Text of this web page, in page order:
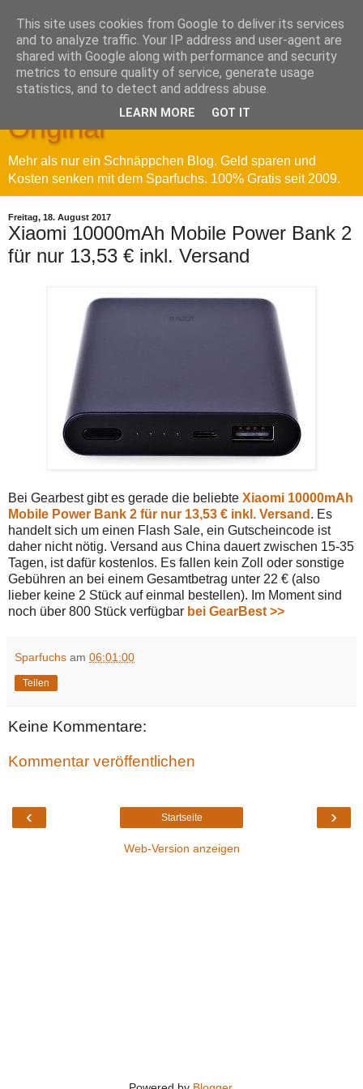
Sparfuchs' Blog - Das
Original
Mehr als nur ein Schnäppchen Blog. Geld sparen und
Kosten senken mit dem Sparfuchs. 100% Gratis seit 2009.
Freitag, 18. August 2017
Xiaomi 10000mAh Mobile Power Bank 2
für nur 13,53 € inkl. Versand
Bei Gearbest gibt es gerade die beliebte Xiaomi 10000mAh
Mobile Power Bank 2 für nur 13,53 € inkl. Versand . Es
handelt sich um einen Flash Sale, ein Gutscheincode ist
daher nicht nötig. Versand aus China dauert zwischen 15-35
Tagen, ist dafür kostenlos. Es fallen kein Zoll oder sonstige
Gebühren an bei einem Gesamtbetrag unter 22 € (also
lieber keine 2 Stück auf einmal bestellen). Im Moment sind
noch über 800 Stück verfügbar bei GearBest >>
Sparfuchs am 06:01:00
Teilen
Keine Kommentare:
Kommentar veröffentlichen
‹ ›
Startseite
Web-Version anzeigen
This site uses cookies from Google to deliver its services
and to analyze traffic. Your IP address and user-agent are
shared with Google along with performance and security
metrics to ensure quality of service, generate usage
statistics, and to detect and address abuse.
LEARN MORE GOT IT